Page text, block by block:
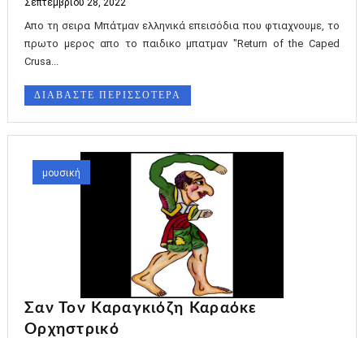
Σεπτεμβρίου 28, 2022
Απο τη σειρα Mπάτμαν ελληνικά επεισόδια που φτιαχνουμε, το
πρωτο μερος απο το παιδικο μπατμαν "Return of the Caped
Crusa...
ΔΙΑΒΑΣΤΕ ΠΕΡΙΣΣΟΤΕΡΑ
μουσική
Σαν Τον Καραγκιόζη Καραόκε
Ορχηστρικό